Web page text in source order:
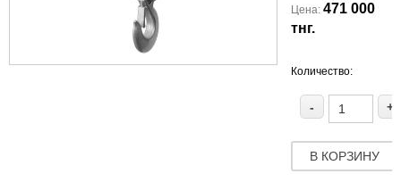
Цена: 471 000
тнг.
Количество:
+
-
В КОРЗИНУ